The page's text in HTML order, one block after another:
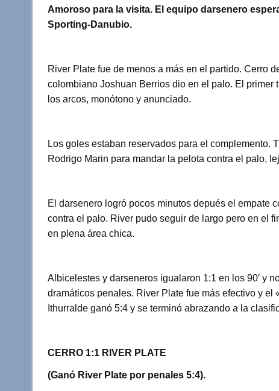
e
s
p
e
o
k
m
r
t
Amoroso para la visita. El equipo darsenero
Sporting-Danubio.
River Plate fue de menos a más en el partido. Cerro
colombiano Joshuan Berrios dio en el palo. El
los arcos, monótono y anunciado.
Los goles estaban reservados para el complemento.
Rodrigo Marin para mandar la pelota contra el palo,
El darsenero logró pocos minutos depués el empate
contra el palo. River pudo seguir de largo pero en el
en plena área chica.
Albicelestes y darseneros igualaron 1:1 en los 90′ y
dramáticos penales. River Plate fue más efectivo y
Ithurralde ganó 5:4 y se terminó abrazando a la
CERRO 1:1 RIVER PLATE
(Ganó River Plate por penales 5:4).